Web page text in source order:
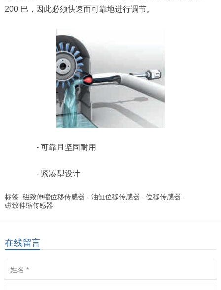
200 巴，因此必须快速而可靠地进行调节。
- 可靠且坚固耐用
- 紧凑型设计
标签: 磁致伸缩位移传感器 · 油缸位移传感器 · 位移传感器 ·
磁致伸缩传感器
在线留言